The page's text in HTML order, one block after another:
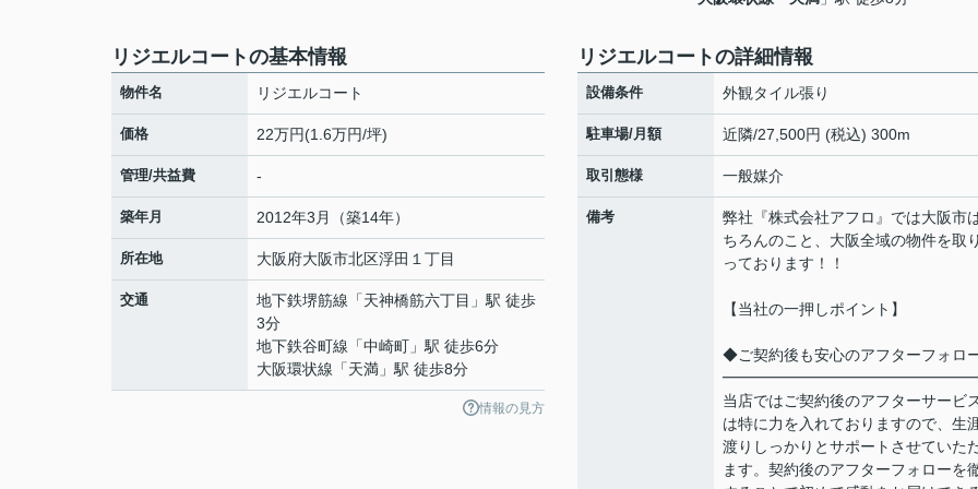
リジエルコートの基本情報
物件名 リジエルコート
価格 22万円(1.6万円/坪)
管理/共益費 -
築年月 2012年3月（築14年）
所在地 大阪府大阪市北区浮田 １丁目
交通 地下鉄堺筋線 「天神橋筋六丁目 」駅 徒歩
3分
地下鉄谷町線 「中崎町 」駅 徒歩6分
大阪環状線 「天満 」駅 徒歩8分
情報の見方
リジエルコートの詳細情報
設備条件 外観タイル張り
駐車場/月額 近隣/27,500円 (税込) 300m
取引態様 一般媒介
備考
弊社『株式会社アフロ』では大阪市
ちろんのこと、大阪全域の物件を取
っております！！
【当社の一押しポイント】
◆ご契約後も安心のアフターフォロ
当店ではご契約後のアフターサービ
は特に力を入れておりますので、生
渡りしっかりとサポートさせていた
ます。契約後のアフターフォローを